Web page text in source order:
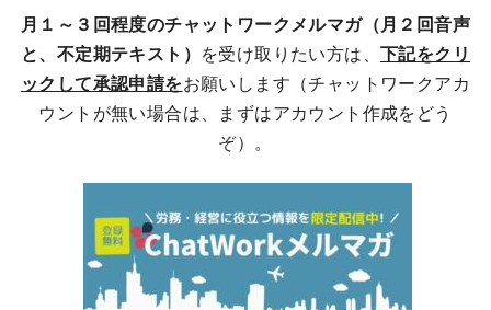
月１～３回程度のチャットワークメルマガ（月２回音声
と、不定期テキスト） を受け取りたい方は、 下記をクリ
ックして承認申請をお願いします（チャットワークアカ
ウントが無い場合は、まずはアカウント作成をどう
ぞ）。